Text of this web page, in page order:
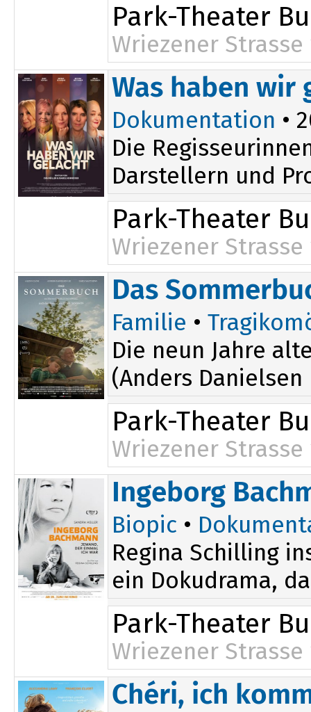
Park-Theater
Wriezener Strasse
Was haben wir
Dokumentation •
Die
Darstellern und
Park-Theater
Wriezener Strasse
Das
Familie •
Die neun Jahre
(Anders
Park-Theater
Wriezener Strasse
Ingeborg
Biopic •
Regina Schilling
ein Dokudrama,
Park-Theater
Wriezener Strasse
Chéri, ich